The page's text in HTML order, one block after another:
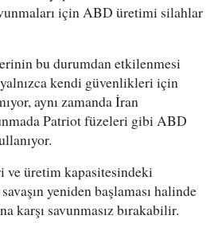
için ABD üretimi silahlar
bu durumdan etkilenmesi
kendi güvenlikleri için
aynı zamanda İran
Patriot füzeleri gibi ABD
üretim kapasitesindeki
yeniden başlaması halinde
karşı savunmasız bırakabilir.